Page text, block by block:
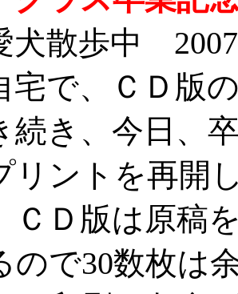
犬散歩中
宅で、ＣＤ版
続き、今日、
リントを再開
ＣＤ版は原稿
ので30数枚は